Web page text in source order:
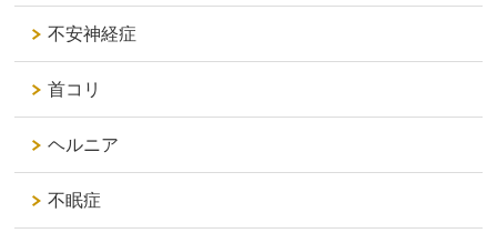
不安神経症
首コリ
ヘルニア
不眠症